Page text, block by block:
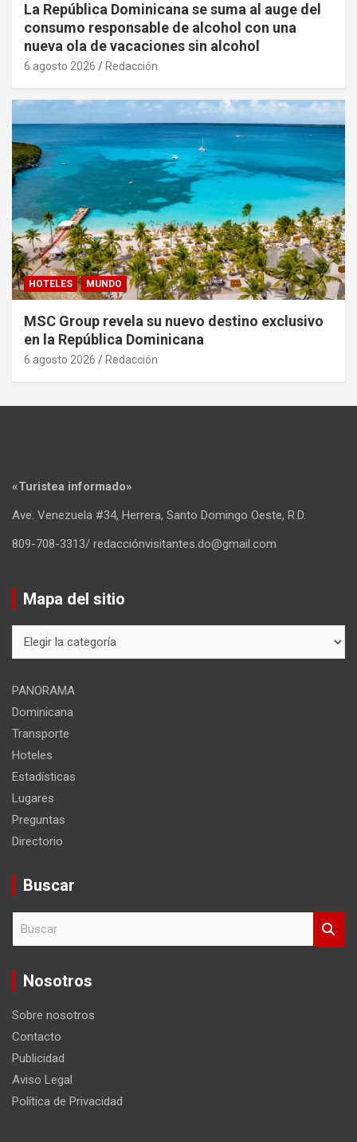
La República Dominicana se suma al auge del
consumo responsable de alcohol con una
nueva ola de vacaciones sin alcohol
6 agosto 2026 Redacción
HOTELES MUNDO
MSC Group revela su nuevo destino exclusivo
en la República Dominicana
6 agosto 2026 Redacción
«Turistea informado»
Ave. Venezuela #34, Herrera, Santo Domingo Oeste, R.D.
809-708-3313/ redacciónvisitantes.do@gmail.com
Mapa del sitio
del
PANORAMA
Dominicana
Transporte
Hoteles
Estadísticas
Lugares
Preguntas
Directorio
Buscar
c
Nosotros
Sobre nosotros
Contacto
Publicidad
Aviso Legal
Política de Privacidad